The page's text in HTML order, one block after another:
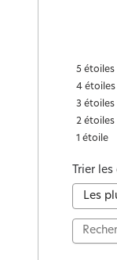
5 étoiles
4 étoiles
3 étoiles
2 étoiles
1 étoile
Trier